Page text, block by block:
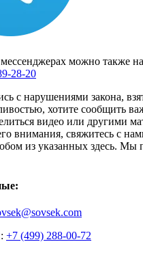
можно также
28-20
с нарушениями закона,
хотите сообщить
видео или другими
внимания, свяжитесь с
из указанных здесь. Мы
+7 (499) 288-00-72